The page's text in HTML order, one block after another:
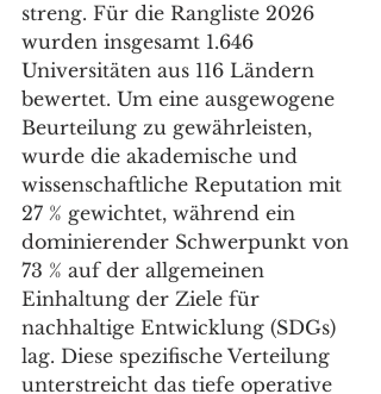
streng. Für die Rangliste 2026
wurden insgesamt 1.646
Universitäten aus 116 Ländern
bewertet. Um eine ausgewogene
Beurteilung zu gewährleisten,
wurde die akademische und
wissenschaftliche Reputation mit
27 % gewichtet, während ein
dominierender Schwerpunkt von
73 % auf der allgemeinen
Einhaltung der Ziele für
nachhaltige Entwicklung (SDGs)
lag. Diese spezifische Verteilung
unterstreicht das tiefe operative